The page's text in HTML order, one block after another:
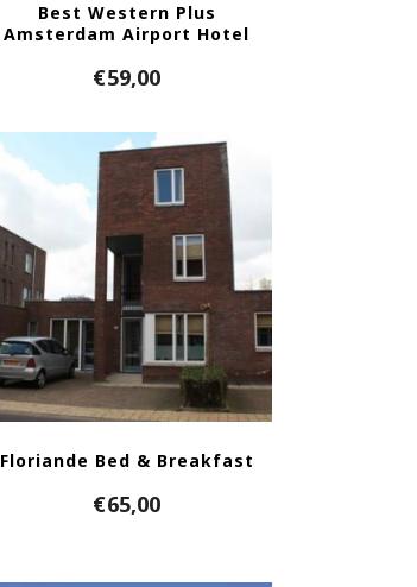
Best Western Plus
Amsterdam Airport Hotel
€59,00
Floriande Bed & Breakfast
€65,00